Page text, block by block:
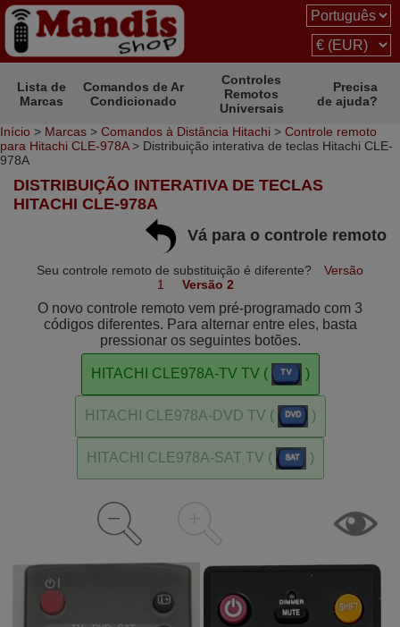
Lista de
Marcas
Comandos de Ar
Condicionado
Controles
Remotos
Universais
Precisa
de ajuda?
Início > Marcas > Comandos à Distância Hitachi > Controle remoto
para Hitachi CLE-978A> Distribuição interativa de teclas Hitachi CLE-
978A
DISTRIBUIÇÃO INTERATIVA DE TECLAS
HITACHI CLE-978A
Vá para o controle remoto
Seu controle remoto de substituição é diferente?
Versão
1
Versão 2
O novo controle remoto vem pré-programado com 3
códigos diferentes. Para alternar entre eles, basta
pressionar os seguintes botões.
HITACHI CLE978A-TV TV ( )
HITACHI CLE978A-DVD TV ( )
HITACHI CLE978A-SAT TV ( )